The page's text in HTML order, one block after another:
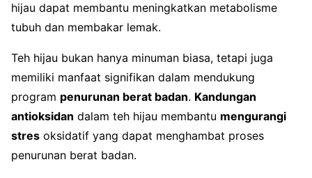
hijau dapat membantu meningkatkan metabolisme
tubuh dan membakar lemak.
Teh hijau bukan hanya minuman biasa, tetapi juga
memiliki manfaat signifikan dalam mendukung
program penurunan berat badan. Kandungan
antioksidan dalam teh hijau membantu mengurangi
stres oksidatif yang dapat menghambat proses
penurunan berat badan.